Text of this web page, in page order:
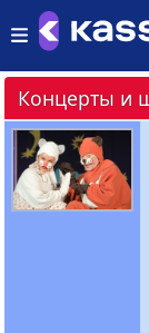
Концерты и